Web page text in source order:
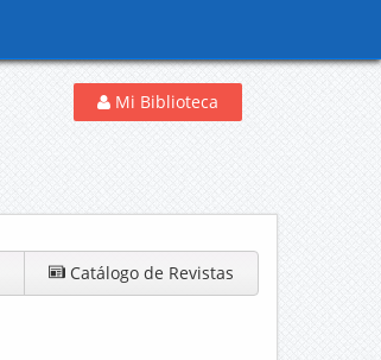
Mi Biblioteca
Catálogo de Revistas